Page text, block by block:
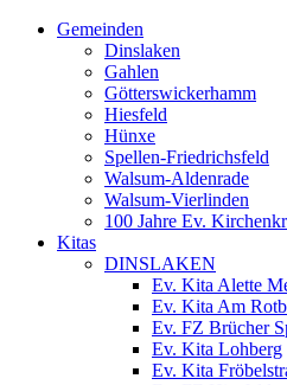
Gemeinden
Dinslaken
Gahlen
Götterswickerhamm
Hiesfeld
Hünxe
Spellen-Friedrichsfeld
Walsum-Aldenrade
Walsum-Vierlinden
100 Jahre Ev.
Kitas
DINSLAKEN
Ev. Kita Alette
Ev. Kita Am
Ev. FZ Brücher
Ev. Kita Lohberg
Ev. Kita